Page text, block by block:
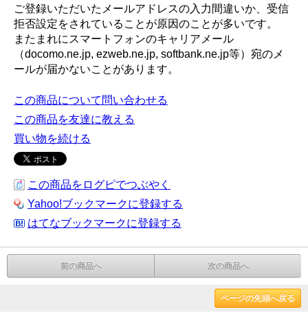
ご登録いただいたメールアドレスの入力間違いか、受信
拒否設定をされていることが原因のことが多いです。
またまれにスマートフォンのキャリアメール
（docomo.ne.jp, ezweb.ne.jp, softbank.ne.jp等）宛のメ
ールが届かないことがあります。
この商品について問い合わせる
この商品を友達に教える
買い物を続ける
この商品をログピでつぶやく
Yahoo!ブックマークに登録する
はてなブックマークに登録する
前の商品へ 次の商品へ
ページの先頭へ戻る